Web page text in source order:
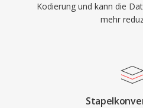
Kodierung und kann die
mehr